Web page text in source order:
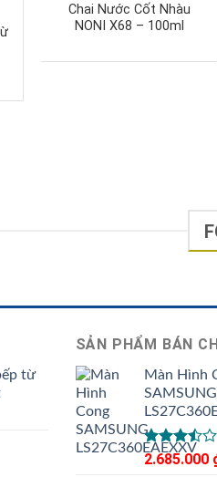
Chai Nước Cốt Nhàu
NONI X68 – 100ml
từ
SẢN PHẨM BÁN
Màn Hình
SAMSUNG
Được
2.685.000